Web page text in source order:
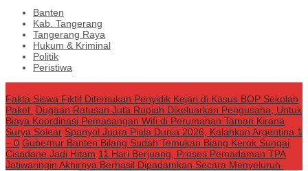
Banten
Kab. Tangerang
Tangerang Raya
Hukum & Kriminal
Politik
Peristiwa
Fakta Siswa Fiktif Ditemukan Penyidik Kejari di Kasus BOP Sekolah
Paket Dugaan Ratusan Juta Rupiah Dikeluarkan Pengusaha, Untuk
Biaya Koordinasi Pemasangan Wifi di Perumahan Taman Kirana
Surya Solear Spanyol Juara Piala Dunia 2026, Kalahkan Argentina 1
– 0 Gubernur Banten Bilang Sudah Temukan Biang Kerok Sungai
Cisadane Jadi Hitam 11 Hari Berjuang, Proses Pemadaman TPA
Jatiwaringin Akhirnya Berhasil Dipadamkan Secara Menyeluruh